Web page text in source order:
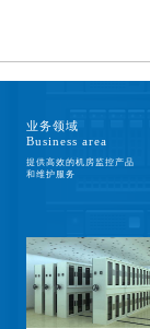
业务领域
Business area
提供高效的机房监控产品
和维护服务